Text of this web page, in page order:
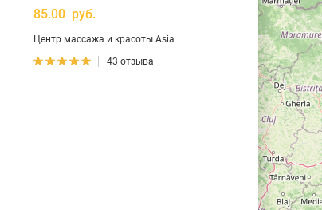
85.00 руб.
Центр массажа и красоты Asia
43 отзыва